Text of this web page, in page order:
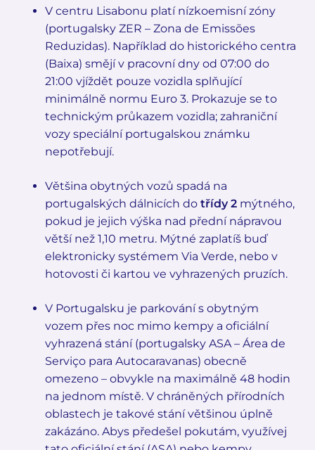
V centru Lisabonu platí nízkoemisní zóny
(portugalsky ZER – Zona de Emissões
Reduzidas). Například do historického centra
(Baixa) smějí v pracovní dny od 07:00 do
21:00 vjíždět pouze vozidla splňující
minimálně normu Euro 3. Prokazuje se to
technickým průkazem vozidla; zahraniční
vozy speciální portugalskou známku
nepotřebují.
Většina obytných vozů spadá na
portugalských dálnicích do třídy 2 mýtného,
pokud je jejich výška nad přední nápravou
větší než 1,10 metru. Mýtné zaplatíš buď
elektronicky systémem Via Verde, nebo v
hotovosti či kartou ve vyhrazených pruzích.
V Portugalsku je parkování s obytným
vozem přes noc mimo kempy a oficiální
vyhrazená stání (portugalsky ASA – Área de
Serviço para Autocaravanas) obecně
omezeno – obvykle na maximálně 48 hodin
na jednom místě. V chráněných přírodních
oblastech je takové stání většinou úplně
zakázáno. Abys předešel pokutám, využívej